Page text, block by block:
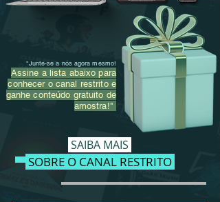
"Junte-se a nós agora mesmo!
Assine a lista abaixo para
conhecer o canal restrito e
ganhe conteúdo gratuito de
amostra!"
SAIBA MAIS
SOBRE O CANAL RESTRITO